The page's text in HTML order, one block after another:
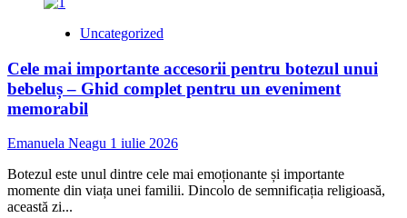
Uncategorized
Cele mai importante accesorii pentru botezul unui
bebeluș – Ghid complet pentru un eveniment
memorabil
Emanuela Neagu 1 iulie 2026
Botezul este unul dintre cele mai emoționante și importante
momente din viața unei familii. Dincolo de semnificația religioasă,
această zi...